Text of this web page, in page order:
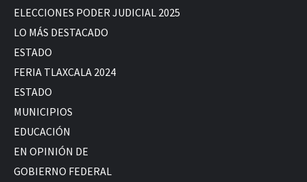
ELECCIONES PODER JUDICIAL 2025
LO MÁS DESTACADO
ESTADO
FERIA TLAXCALA 2024
ESTADO
MUNICIPIOS
EDUCACIÓN
EN OPINIÓN DE
GOBIERNO FEDERAL